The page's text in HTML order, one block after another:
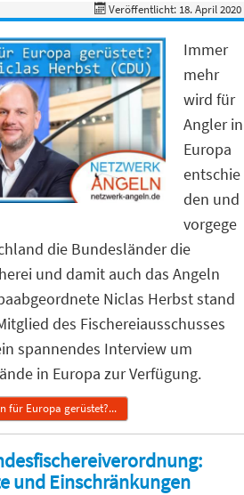
Veröffentlicht: 18. April 2020
Immer
mehr
wird für
Angler in
Europa
entschie
den und
vorgege
die Bundesländer die
und damit auch das Angeln
Niclas Herbst stand
des Fischereiausschusses
spannendes Interview um
in Europa zur Verfügung.
für Europa gerüstet?...
und Einschränkungen